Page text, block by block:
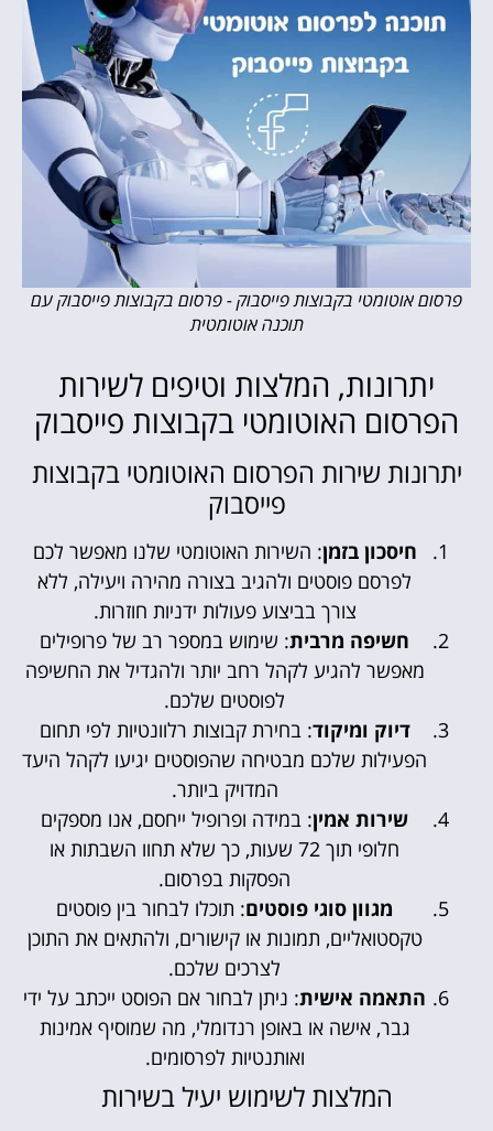
פרסום אוטומטי בקבוצות פייסבוק - פרסום בקבוצות פייסבוק עם
תוכנה אוטומטית
יתרונות, המלצות וטיפים לשירות
הפרסום האוטומטי בקבוצות פייסבוק
יתרונות שירות הפרסום האוטומטי בקבוצות
פייסבוק
חיסכון בזמן: השירות האוטומטי שלנו מאפשר לכם
לפרסם פוסטים ולהגיב בצורה מהירה ויעילה, ללא
צורך בביצוע פעולות ידניות חוזרות.
חשיפה מרבית: שימוש במספר רב של פרופילים
מאפשר להגיע לקהל רחב יותר ולהגדיל את החשיפה
לפוסטים שלכם.
דיוק ומיקוד: בחירת קבוצות רלוונטיות לפי תחום
הפעילות שלכם מבטיחה שהפוסטים יגיעו לקהל היעד
המדויק ביותר.
שירות אמין: במידה ופרופיל ייחסם, אנו מספקים
חלופי תוך 72 שעות, כך שלא תחוו השבתות או
הפסקות בפרסום.
מגוון סוגי פוסטים: תוכלו לבחור בין פוסטים
טקסטואליים, תמונות או קישורים, ולהתאים את התוכן
לצרכים שלכם.
התאמה אישית: ניתן לבחור אם הפוסט ייכתב על ידי
גבר, אישה או באופן רנדומלי, מה שמוסיף אמינות
ואותנטיות לפרסומים.
המלצות לשימוש יעיל בשירות